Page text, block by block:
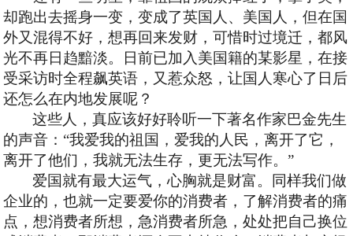
却跑出去摇身一变，变成了英国人、美国人，但在国
外又混得不好，想再回来发财，可惜时过境迁，都风
光不再日趋黯淡。日前已加入美国籍的某影星，在接
受采访时全程飙英语，又惹众怒，让国人寒心了日后
还怎么在内地发展呢？
这些人，真应该好好聆听一下著名作家巴金先生
的声音： “我爱我的祖国，爱我的人民，离开了它，
离开了他们，我就无法生存，更无法写作。”
爱国就有最大运气，心胸就是财富。同样我们做
企业的，也就一定要爱你的消费者，了解消费者的痛
点，想消费者所想，急消费者所急，处处把自己换位